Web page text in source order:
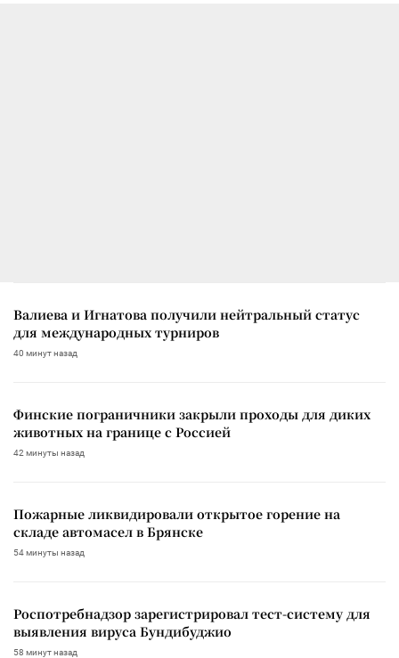
Валиева и Игнатова получили нейтральный статус
для международных турниров
40 минут назад
Финские пограничники закрыли проходы для диких
животных на границе с Россией
42 минуты назад
Пожарные ликвидировали открытое горение на
складе автомасел в Брянске
54 минуты назад
Роспотребнадзор зарегистрировал тест-систему для
выявления вируса Бундибуджио
58 минут назад